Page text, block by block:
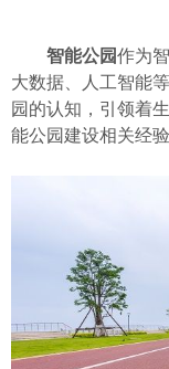
智能公园作为
大数据、人工智能
园的认知，引领着
能公园建设相关经验